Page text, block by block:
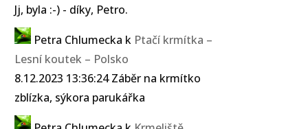
Jj, byla :-) - díky, Petro.
Petra Chlumecka k Ptačí krmítka –
Lesní koutek – Polsko
8.12.2023 13:36:24 Záběr na krmítko
zblízka, sýkora parukářka